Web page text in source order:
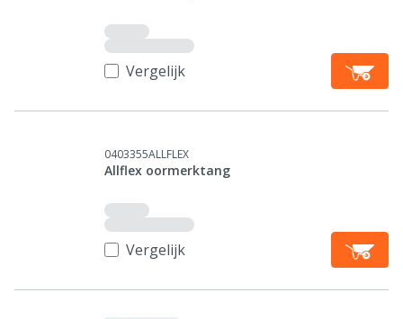
Vergelijk
0403355ALLFLEX
Allflex oormerktang
Vergelijk